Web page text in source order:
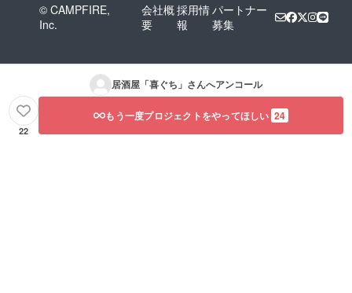
© CAMPFIRE,
Inc.
会社概
要
採用情
報
パートナー
募集
居酒屋「喜ぐち」 さんへアンコール
22
もう一度プロジェクトをやってほしい 24